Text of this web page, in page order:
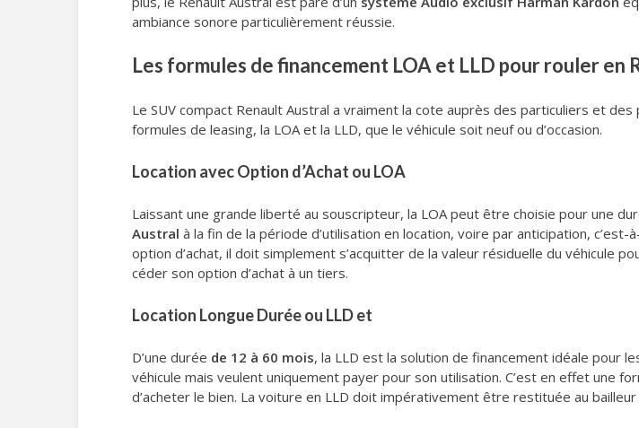
ambiance sonore particulièrement réussie.
Les formules de financement LOA et LLD pour rouler en
Le SUV compact Renault Austral a vraiment la cote auprès des particuliers et
formules de leasing, la LOA et la LLD, que le véhicule soit neuf ou d’occasion.
Location avec Option d’Achat ou LOA
Laissant une grande liberté au souscripteur, la LOA peut être choisie pour une
Austral à la fin de la période d’utilisation en location, voire par anticipation,
option d’achat, il doit simplement s’acquitter de la valeur résiduelle du véhicule
céder son option d’achat à un tiers.
Location Longue Durée ou LLD et
D’une durée de 12 à 60 mois, la LLD est la solution de financement idéale pour
véhicule mais veulent uniquement payer pour son utilisation. C’est en effet une
d’acheter le bien. La voiture en LLD doit impérativement être restituée au